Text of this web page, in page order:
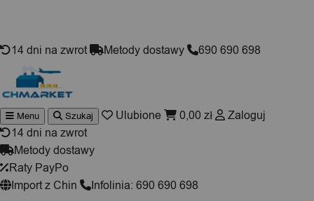
14 dni na zwrot Metody dostawy 690 690 698
Wyszukiwarka
produktów
Menu Szukaj Ulubione 0,00 zł
Zaloguj
14 dni na zwrot
Metody dostawy
Raty PayPo
Import z Chin
Infolinia: 690 690 698